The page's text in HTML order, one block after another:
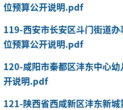
位预算公开说明.pdf
119-西安市长安区斗门街道
位预算公开说明.pdf
120-咸阳市秦都区沣东中心
开说明.pdf
121-陕西省西咸新区沣东新